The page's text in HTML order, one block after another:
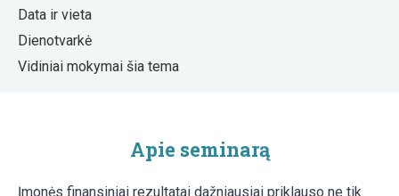
Data ir vieta
Dienotvarkė
Vidiniai mokymai šia tema
Apie seminarą
Įmonės finansiniai rezultatai dažniausiai priklauso ne tik